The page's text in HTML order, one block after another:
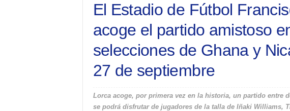
El Estadio de Fútbol
acoge el partido amistoso
selecciones de Ghana y
27 de septiembre
Lorca acoge, por primera vez en la historia, un partido entre
se podrá disfrutar de jugadores de la talla de Iñaki Williams,